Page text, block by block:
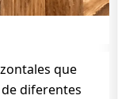
que
diferentes